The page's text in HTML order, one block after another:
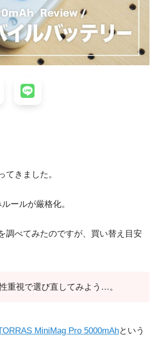
きました。
ールが厳格化。
調べてみたのですが、買い替え目安
重視で選び直してみよう…。
MiniMag Pro 5000mAhという